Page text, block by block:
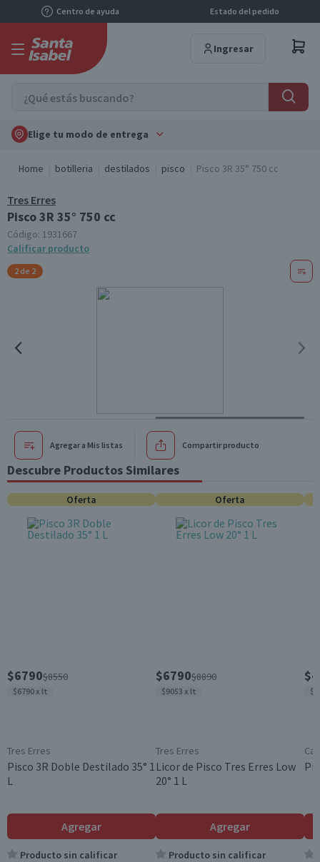
Centro de ayuda Estado del pedido
Ingresar
Elige tu modo de entrega
Home botilleria destilados pisco Pisco 3R 35° 750 cc
Tres Erres
Pisco 3R 35° 750 cc
Código: 1931667
Calificar producto
2 de 2
Agregar a Mis listas Compartir producto
Descubre Productos Similares
Oferta
$6790$8550
$6790 x lt
Tres Erres
Pisco 3R Doble Destilado 35° 1
L
Agregar
Producto sin calificar
Oferta
$6790$8890
$9053 x lt
Tres Erres
Licor de Pisco Tres Erres Low
20° 1 L
Agregar
Producto sin calificar